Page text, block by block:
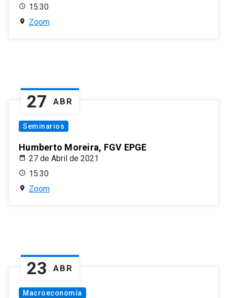
15:30
Zoom
27 ABR
Seminarios
Humberto Moreira, FGV EPGE
27 de Abril de 2021
15:30
Zoom
23 ABR
Macroeconomía